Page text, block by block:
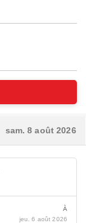
sam. 8 août 2026
À
jeu. 6 août 2026